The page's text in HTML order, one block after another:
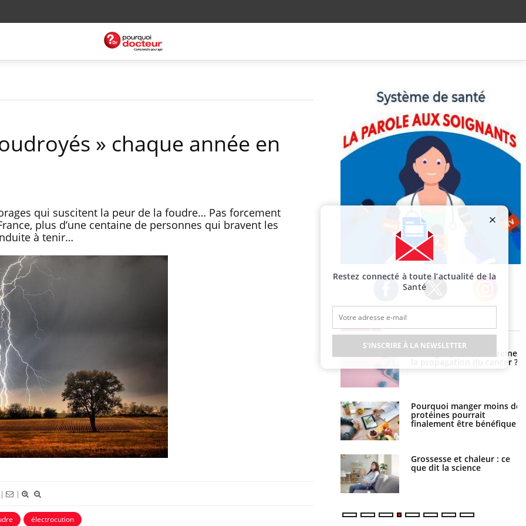
» chaque année en
qui suscitent la peur de la foudre… Pas forcement
plus d’une centaine de personnes qui bravent les
à tenir…
| |
électrocution
Facebook Twitter Instagram
EN DIRECT
elle enfin ?
Pourquoi votre ventre
gâche-t-il les premiers
jours de vos vacances ?
Fortes chaleurs : pourquoi
Le Viagra pourrait-il freiner
la propagation du cancer ?
Pourquoi manger moins de
protéines pourrait
finalement être bénéfique
Grossesse et chaleur : ce
que dit la science
lecture ?
Mordue par une tique en
vacances, elle reste dans le
coma pendant 42 jours
Mordue par un barracuda,
une petite fille secourue
grâce à un réflexe essentiel
Restez connecté à toute l’actualité de la
Santé
S'INSCRIRE À LA NEWSLETTER